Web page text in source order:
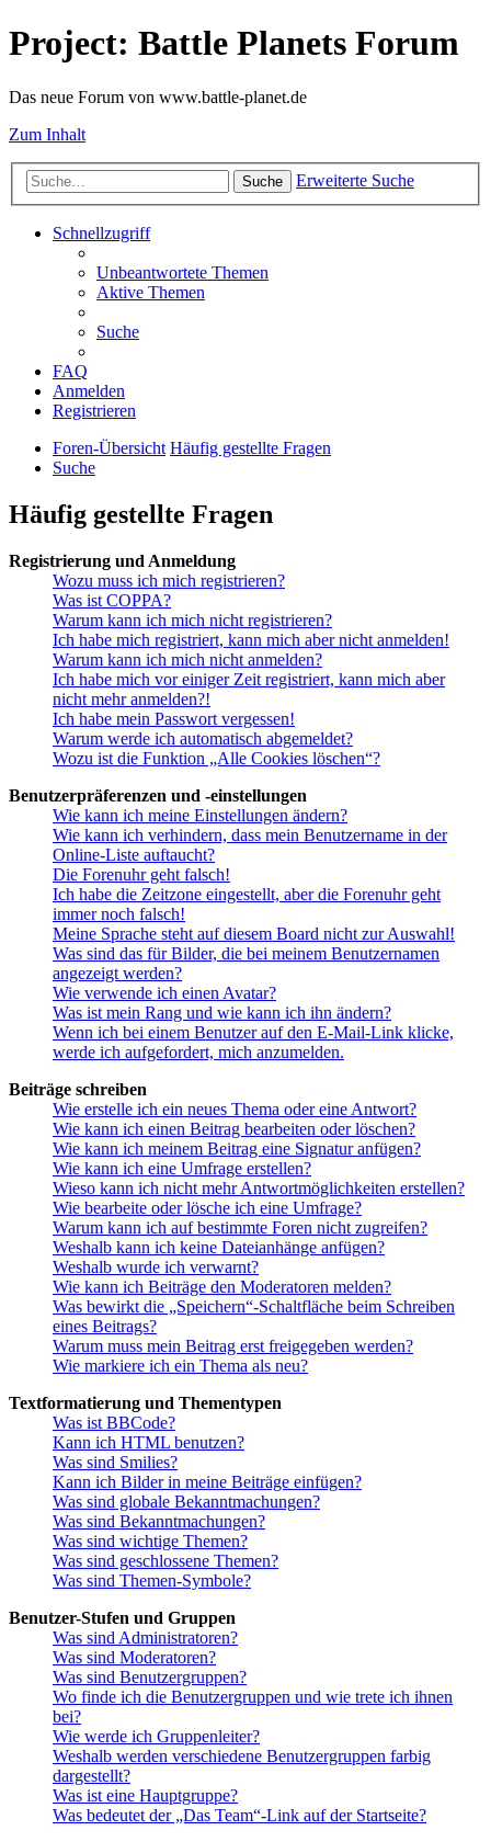
Project: Battle Planets Forum
Das neue Forum von www.battle-planet.de
Zum Inhalt
Suche Erweiterte Suche
Schnellzugriff
Unbeantwortete Themen
Aktive Themen
Suche
FAQ
Anmelden
Registrieren
Foren-Übersicht Häufig gestellte Fragen
Suche
Häufig gestellte Fragen
Registrierung und Anmeldung
Wozu muss ich mich registrieren?
Was ist COPPA?
Warum kann ich mich nicht registrieren?
Ich habe mich registriert, kann mich aber nicht anmelden!
Warum kann ich mich nicht anmelden?
Ich habe mich vor einiger Zeit registriert, kann mich aber
nicht mehr anmelden?!
Ich habe mein Passwort vergessen!
Warum werde ich automatisch abgemeldet?
Wozu ist die Funktion „Alle Cookies löschen“?
Benutzerpräferenzen und -einstellungen
Wie kann ich meine Einstellungen ändern?
Wie kann ich verhindern, dass mein Benutzername in der
Online-Liste auftaucht?
Die Forenuhr geht falsch!
Ich habe die Zeitzone eingestellt, aber die Forenuhr geht
immer noch falsch!
Meine Sprache steht auf diesem Board nicht zur Auswahl!
Was sind das für Bilder, die bei meinem Benutzernamen
angezeigt werden?
Wie verwende ich einen Avatar?
Was ist mein Rang und wie kann ich ihn ändern?
Wenn ich bei einem Benutzer auf den E-Mail-Link klicke,
werde ich aufgefordert, mich anzumelden.
Beiträge schreiben
Wie erstelle ich ein neues Thema oder eine Antwort?
Wie kann ich einen Beitrag bearbeiten oder löschen?
Wie kann ich meinem Beitrag eine Signatur anfügen?
Wie kann ich eine Umfrage erstellen?
Wieso kann ich nicht mehr Antwortmöglichkeiten erstellen?
Wie bearbeite oder lösche ich eine Umfrage?
Warum kann ich auf bestimmte Foren nicht zugreifen?
Weshalb kann ich keine Dateianhänge anfügen?
Weshalb wurde ich verwarnt?
Wie kann ich Beiträge den Moderatoren melden?
Was bewirkt die „Speichern“-Schaltfläche beim Schreiben
eines Beitrags?
Warum muss mein Beitrag erst freigegeben werden?
Wie markiere ich ein Thema als neu?
Textformatierung und Thementypen
Was ist BBCode?
Kann ich HTML benutzen?
Was sind Smilies?
Kann ich Bilder in meine Beiträge einfügen?
Was sind globale Bekanntmachungen?
Was sind Bekanntmachungen?
Was sind wichtige Themen?
Was sind geschlossene Themen?
Was sind Themen-Symbole?
Benutzer-Stufen und Gruppen
Was sind Administratoren?
Was sind Moderatoren?
Was sind Benutzergruppen?
Wo finde ich die Benutzergruppen und wie trete ich ihnen
bei?
Wie werde ich Gruppenleiter?
Weshalb werden verschiedene Benutzergruppen farbig
dargestellt?
Was ist eine Hauptgruppe?
Was bedeutet der „Das Team“-Link auf der Startseite?